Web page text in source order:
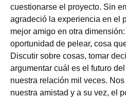
cuestionarse el proyecto. Sin
agradeció la experiencia en el
mejor amigo en otra
oportunidad de pelear, cosa
Discutir sobre cosas, tomar
argumentar cuál es el futuro
nuestra relación mil veces.
nuestra amistad y a su vez, el